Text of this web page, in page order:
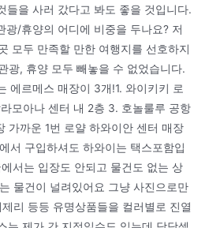
들을 사러 갔다고 봐도 좋을 것입니다.
광/휴양의 어디에 비중을 두나요? 저
모두 만족할 만한 여행지를 선호하지
광, 휴양 모두 빼놓을 수 없었습니다.
에르메스 매장이 3개!1. 와이키키 로
모아나 센터 내 2층 3. 호놀룰루 공항
가까운 1번 로얄 하와이안 센터 매장
서 구입하셔도 하와이는 택스포함입
서는 입장도 안되고 물건도 없는 상
물건이 널려있어요 그냥 사진으로만
리 등등 유명상품들을 컬러별로 진열